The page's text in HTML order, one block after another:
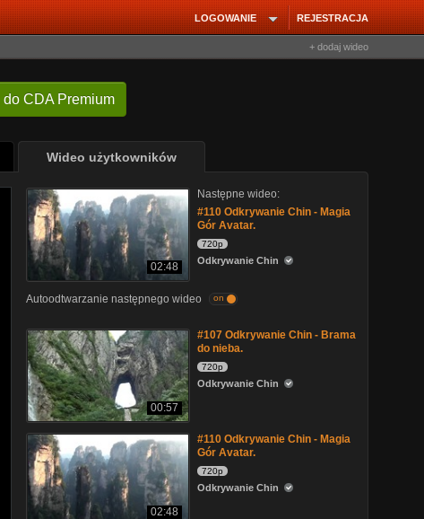
REJESTRACJA
LOGOWANIE
+ dodaj wideo
do CDA Premium
Wideo użytkowników
02:48
Następne wideo:
#110 Odkrywanie Chin - Magia
Gór Avatar.
720p
Odkrywanie Chin
Autoodtwarzanie następnego wideo on
00:57
#107 Odkrywanie Chin - Brama
do nieba.
720p
Odkrywanie Chin
02:48
#110 Odkrywanie Chin - Magia
Gór Avatar.
720p
Odkrywanie Chin